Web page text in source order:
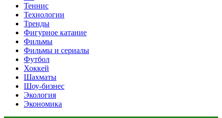
Теннис
Технологии
Тренды
Фигурное катание
Фильмы
Фильмы и сериалы
Футбол
Хоккей
Шахматы
Шоу-бизнес
Экология
Экономика